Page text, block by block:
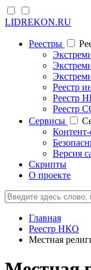
LIDREKON.RU
Реестры
Реестр
Реестр
Реестр
Cервисы
Версия
Скрипты
О проекте
Главная
Реестр НКО
Местная